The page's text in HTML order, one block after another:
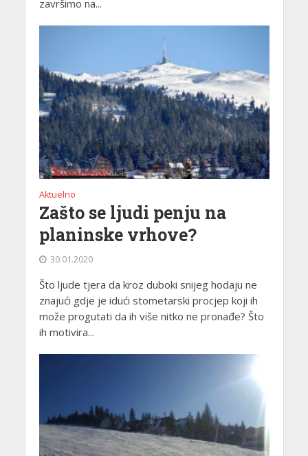
završimo na...
Aktuelno
Zašto se ljudi penju na
planinske vrhove?
30.01.2020
Što ljude tjera da kroz duboki snijeg hodaju ne
znajući gdje je idući stometarski procjep koji ih
može progutati da ih više nitko ne pronađe? Što
ih motivira...